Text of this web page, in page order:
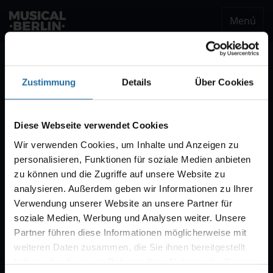
Zustimmung Details Über Cookies
Diese Webseite verwendet Cookies
Wir verwenden Cookies, um Inhalte und Anzeigen zu
personalisieren, Funktionen für soziale Medien anbieten
zu können und die Zugriffe auf unsere Website zu
analysieren. Außerdem geben wir Informationen zu Ihrer
Verwendung unserer Website an unsere Partner für
soziale Medien, Werbung und Analysen weiter. Unsere
Partner führen diese Informationen möglicherweise mit
weiteren Daten zusammen, die Sie ihnen bereitgestellt
haben oder die sie im Rahmen Ihrer Nutzung der Dienste
Menú
Estaremos encantados de enviarle un correo
entradas para "CABARET – Das Berlin-Musical".
Por regla general, la venta comienza con diez
semanas de antelación.